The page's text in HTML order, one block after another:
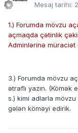
Mesaj tarihi:
1.) Forumda mövzu
açmaqda çətinlik
Adminlərinə müraciət
3.) Forumda mövzu
ətraflı yazın. (Kömək
s.) kimi adlarla mövzu
gələn köməyi edirik.